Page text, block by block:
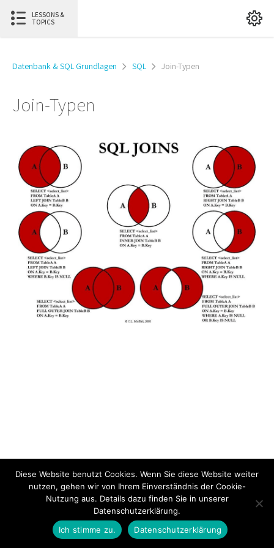
LESSONS &
TOPICS
Datenbank & SQL Grundlagen SQL Join-Typen
Join-Typen
PREVIOUS THEMA BACK TO LEKTION NEXT THEMA
Diese Website benutzt Cookies. Wenn Sie diese Website weiter
nutzen, gehen wir von Ihrem Einverständnis der Cookie-
Nutzung aus. Details dazu finden Sie in unserer
Datenschutzerklärung.
Ich stimme zu.
Datenschutzerklärung